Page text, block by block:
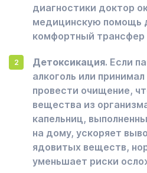
диагностики доктор
медицинскую помощь
комфортный трансфер
Детоксикация. Если
алкоголь или
провести очищение,
вещества из
капельниц,
на дому, ускоряет
ядовитых веществ,
уменьшает риски